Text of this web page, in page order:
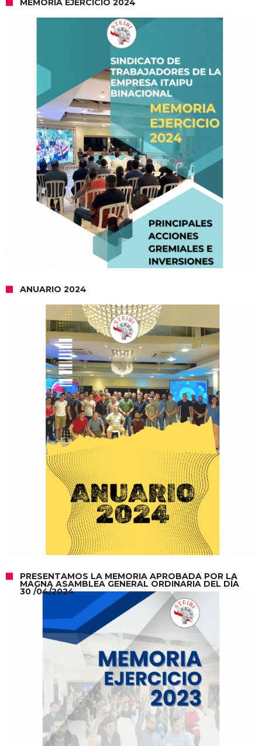
MEMORIA EJERCICIO 2024
ANUARIO 2024
PRESENTAMOS LA MEMORIA APROBADA POR LA
MAGNA ASAMBLEA GENERAL ORDINARIA DEL DÍA
30 /04/2024